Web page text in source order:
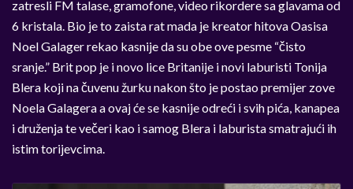
zatresli FM talase, gramofone, video rikordere sa glavama od
6 kristala. Bio je to zaista rat mada je kreator hitova Oasisa
Noel Galager rekao kasnije da su obe ove pesme “čisto
sranje.” Brit pop je i novo lice Britanije i novi laburisti Tonija
Blera koji na čuvenu žurku nakon što je postao premijer zove
Noela Galagera a ovaj će se kasnije odreći i svih pića, kanapea
i druženja te večeri kao i samog Blera i laburista smatrajući ih
istim torijevcima.